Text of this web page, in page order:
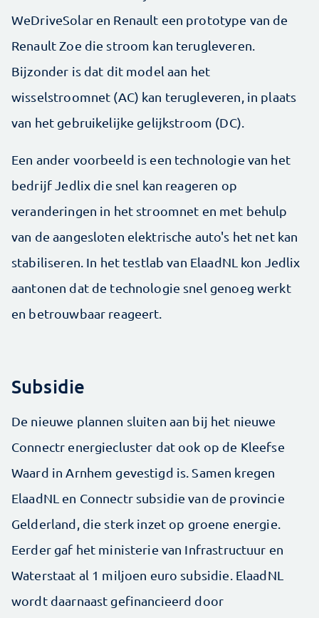
WeDriveSolar en Renault een prototype van de
Renault Zoe die stroom kan terugleveren.
Bijzonder is dat dit model aan het
wisselstroomnet (AC) kan terugleveren, in plaats
van het gebruikelijke gelijkstroom (DC).
Een ander voorbeeld is een technologie van het
bedrijf Jedlix die snel kan reageren op
veranderingen in het stroomnet en met behulp
van de aangesloten elektrische auto's het net kan
stabiliseren. In het testlab van ElaadNL kon Jedlix
aantonen dat de technologie snel genoeg werkt
en betrouwbaar reageert.
Subsidie
De nieuwe plannen sluiten aan bij het nieuwe
Connectr energiecluster dat ook op de Kleefse
Waard in Arnhem gevestigd is. Samen kregen
ElaadNL en Connectr subsidie van de provincie
Gelderland, die sterk inzet op groene energie.
Eerder gaf het ministerie van Infrastructuur en
Waterstaat al 1 miljoen euro subsidie. ElaadNL
wordt daarnaast gefinancieerd door